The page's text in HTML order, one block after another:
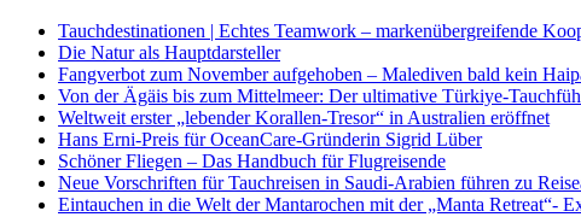
Tauchdestinationen | Echtes Teamwork – markenübergreifende
Die Natur als Hauptdarsteller
Fangverbot zum November aufgehoben – Malediven bald kein
Von der Ägäis bis zum Mittelmeer: Der ultimative Türkiye-
Weltweit erster „lebender Korallen-Tresor“ in Australien eröffnet
Hans Erni-Preis für OceanCare-Gründerin Sigrid Lüber
Schöner Fliegen – Das Handbuch für Flugreisende
Neue Vorschriften für Tauchreisen in Saudi-Arabien führen zu
Eintauchen in die Welt der Mantarochen mit der „Manta Retreat“-